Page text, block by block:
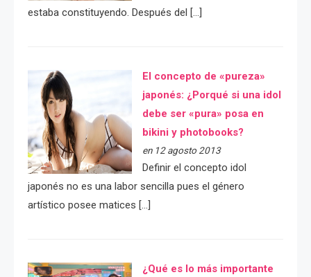
estaba constituyendo. Después del […]
El concepto de «pureza»
japonés: ¿Porqué si una idol
debe ser «pura» posa en
bikini y photobooks?
en 12 agosto 2013
Definir el concepto idol
japonés no es una labor sencilla pues el género
artístico posee matices […]
¿Qué es lo más importante